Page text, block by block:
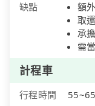
缺點
額
取
承
需
計程車
行程時間